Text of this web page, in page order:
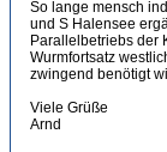
So lange mensch
und S Halensee
Parallelbetriebs der
Wurmfortsatz
zwingend benötigt
Viele Grüße
Arnd